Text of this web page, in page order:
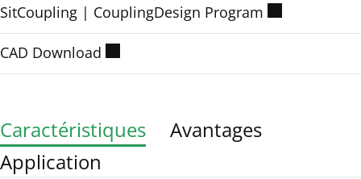
SitCoupling | CouplingDesign Program
CAD Download
Caractéristiques
Avantages
Application